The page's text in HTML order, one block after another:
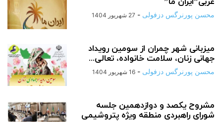
محسن پورنرگس دزفولی - 27 شهریور 1404
میزبانی شهر چمران از سومین رویداد
جهانی زنان، سلامت خانواده، تعالی...
محسن پورنرگس دزفولی - 16 شهریور 1404
مشروح یکصد و دوازدهمین جلسه
شورای راهبردی منطقه ویژه پتروشیمی‌